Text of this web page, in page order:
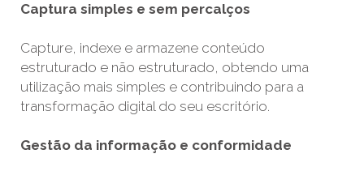
Captura simples e sem percalços
Capture, indexe e armazene conteúdo
estruturado e não estruturado, obtendo uma
utilização mais simples e contribuindo para a
transformação digital do seu escritório.
Gestão da informação e conformidade